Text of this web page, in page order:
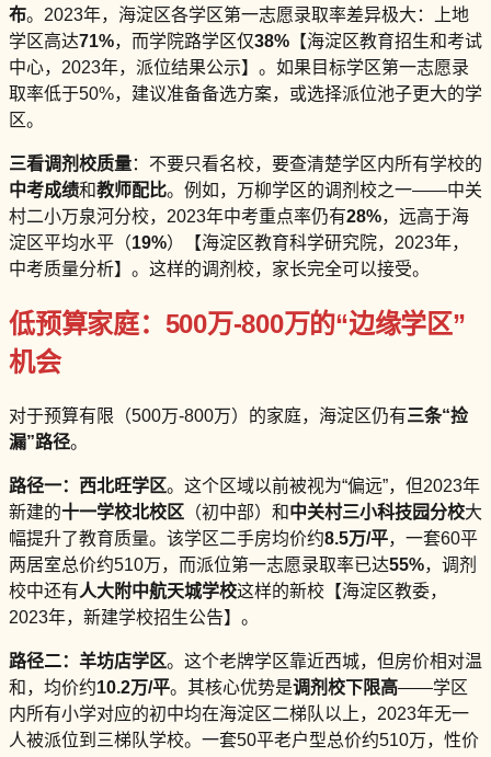
布。2023年，海淀区各学区第一志愿录取率差异极大：上地
学区高达71%，而学院路学区仅38% 【海淀区教育招生和考试
中心，2023年，派位结果公示】。如果目标学区第一志愿录
取率低于50%，建议准备备选方案，或选择派位池子更大的学
区。
三看调剂校质量：不要只看名校，要查清楚学区内所有学校的
中考成绩和教师配比。例如，万柳学区的调剂校之一——中关
村二小万泉河分校，2023年中考重点率仍有28%，远高于海
淀区平均水平（19%）【海淀区教育科学研究院，2023年，
中考质量分析】。这样的调剂校，家长完全可以接受。
低预算家庭：500万-800万的“边缘学区”
机会
对于预算有限（500万-800万）的家庭，海淀区仍有三条“捡
漏”路径。
路径一：西北旺学区。这个区域以前被视为“偏远”，但2023年
新建的十一学校北校区 （初中部）和中关村三小科技园分校大
幅提升了教育质量。该学区二手房均价约8.5万/平，一套60平
两居室总价约510万，而派位第一志愿录取率已达55%，调剂
校中还有人大附中航天城学校这样的新校【海淀区教委，
2023年，新建学校招生公告】。
路径二：羊坊店学区。这个老牌学区靠近西城，但房价相对温
和，均价约10.2万/平。其核心优势是调剂校下限高——学区
内所有小学对应的初中均在海淀区二梯队以上，2023年无一
人被派位到三梯队学校。一套50平老户型总价约510万，性价